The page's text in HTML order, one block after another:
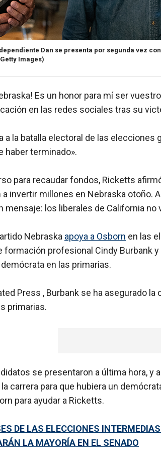
Dan se presenta por segunda vez
Images)
Es un honor para mí ser
en las redes sociales tras su
a la batalla electoral de las elecciones
haber terminado».
para recaudar fondos, Ricketts
invertir millones en Nebraska otoño.
mensaje: los liberales de California no
Nebraska apoya a Osborn en las
formación profesional Cindy Burbank
en las primarias.
Press , Burbank se ha asegurado
primarias.
se presentaron a última hora, y
carrera para que hubiera un
para ayudar a Ricketts.
DE LAS ELECCIONES
LA MAYORÍA EN EL SENADO